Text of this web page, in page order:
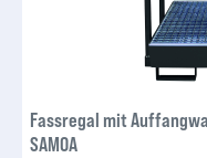
Fassregal mit
SAMOA